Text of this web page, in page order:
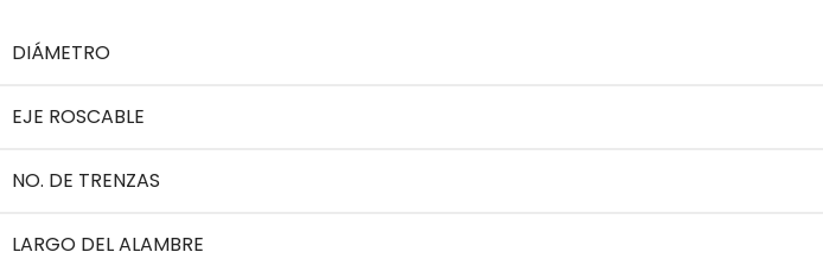
DIÁMETRO
EJE ROSCABLE
NO. DE TRENZAS
LARGO DEL ALAMBRE